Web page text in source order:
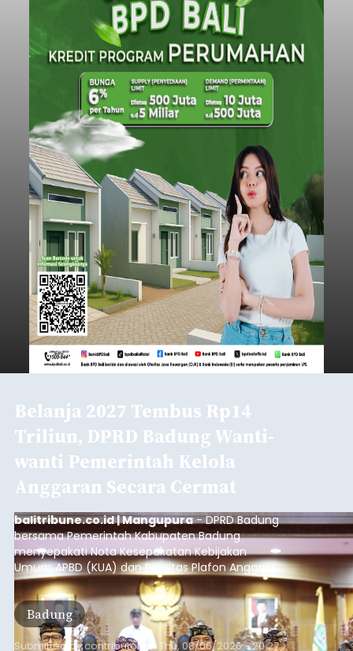
Belanja 2027 Tembus Rp14
Triliun, DPRD Badung Wanti-
wanti Pemerintah Kelola
Anggaran Secara Cermat
balitribune.co.id | Mangupura- DPRD Badung
bersama Pemerintah Kabupaten Badung
menyepakati Nota Kesepakatan Kebijakan
Umum APBD (KUA) dan Prioritas Plafon Anggaran
Sementara (PPAS) Tahun Anggaran 2027 dalam
rapat paripurna yang digelar di Gedung DPRD
Badung, Kamis (6/8/2026).
Badung
Submitted bycontributor onThu, 08/06/2026 - 20:27